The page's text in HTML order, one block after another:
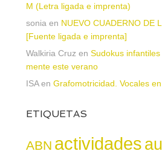
M (Letra ligada e imprenta)
sonia en NUEVO CUADERNO DE
[Fuente ligada e imprenta]
Walkiria Cruz en Sudokus
mente este verano
ISAen Grafomotricidad. Vocales
ETIQUETAS
ABN actividades